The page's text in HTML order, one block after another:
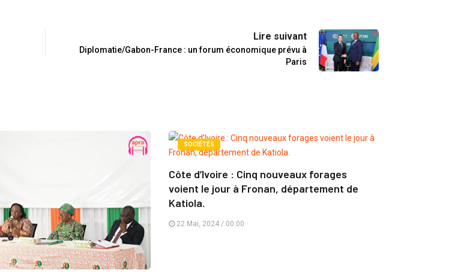
Lire suivant
Diplomatie/Gabon-France : un forum économique prévu à
Paris
SOCIÉTÉS
Côte d’Ivoire : Cinq nouveaux forages
voient le jour à Fronan, département de
Katiola.
22 Mai, 2024 / 00:00